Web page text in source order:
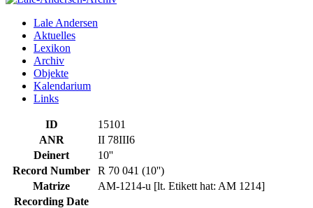
Lale Andersen
Aktuelles
Lexikon
Archiv
Objekte
Kalendarium
Links
ID
15101
ANR
II 78III6
Deinert
10''
Record Number
R 70 041 (10'')
Matrize
AM-1214-u [lt. Etikett hat: AM 1214]
Recording Date